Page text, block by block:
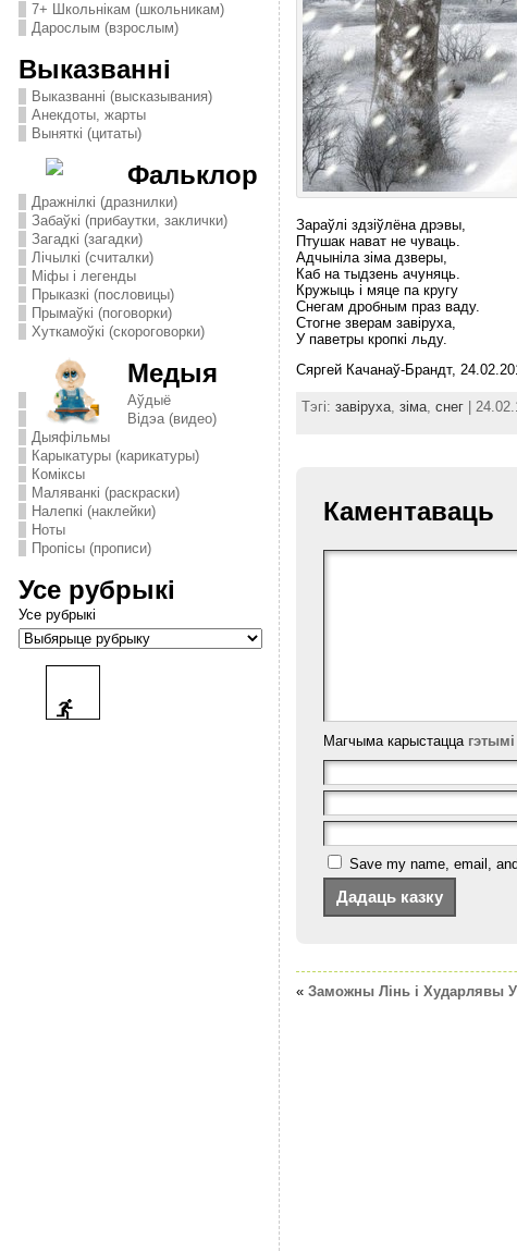
7+ Школьнікам (школьникам)
Дарослым (взрослым)
Выказванні
Выказванні (высказывания)
Анекдоты, жарты
Выняткі (цитаты)
Фальклор
Дражнілкі (дразнилки)
Забаўкі (прибаутки, заклички)
Загадкі (загадки)
Лічылкі (считалки)
Міфы і легенды
Прыказкі (пословицы)
Прымаўкі (поговорки)
Хуткамоўкі (скороговорки)
Медыя
Аўдыё
Відэа (видео)
Дыяфільмы
Карыкатуры (карикатуры)
Комiксы
Маляванкі (раскраски)
Налепкі (наклейки)
Ноты
Пропісы (прописи)
Усе рубрыкі
Усе рубрыкі
Зараўлi здзiўлёна дрэвы,
Птушак нават не чуваць.
Адчынiла зiма дзверы,
Каб на тыдзень ачуняць.
Кружыць i мяце па кругу
Снегам дробным праз ваду.
Стогне зверам завiруха,
У паветры кропкi льду.
Сяргей Качанаў-Брандт,
Тэгі: завіруха, зіма, снег|
Каментаваць
Магчыма карыстацца
Save my name, email,
« Заможны Лiнь i Хударлявы